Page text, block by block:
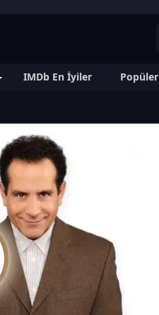
IMDb En İyiler Popüler